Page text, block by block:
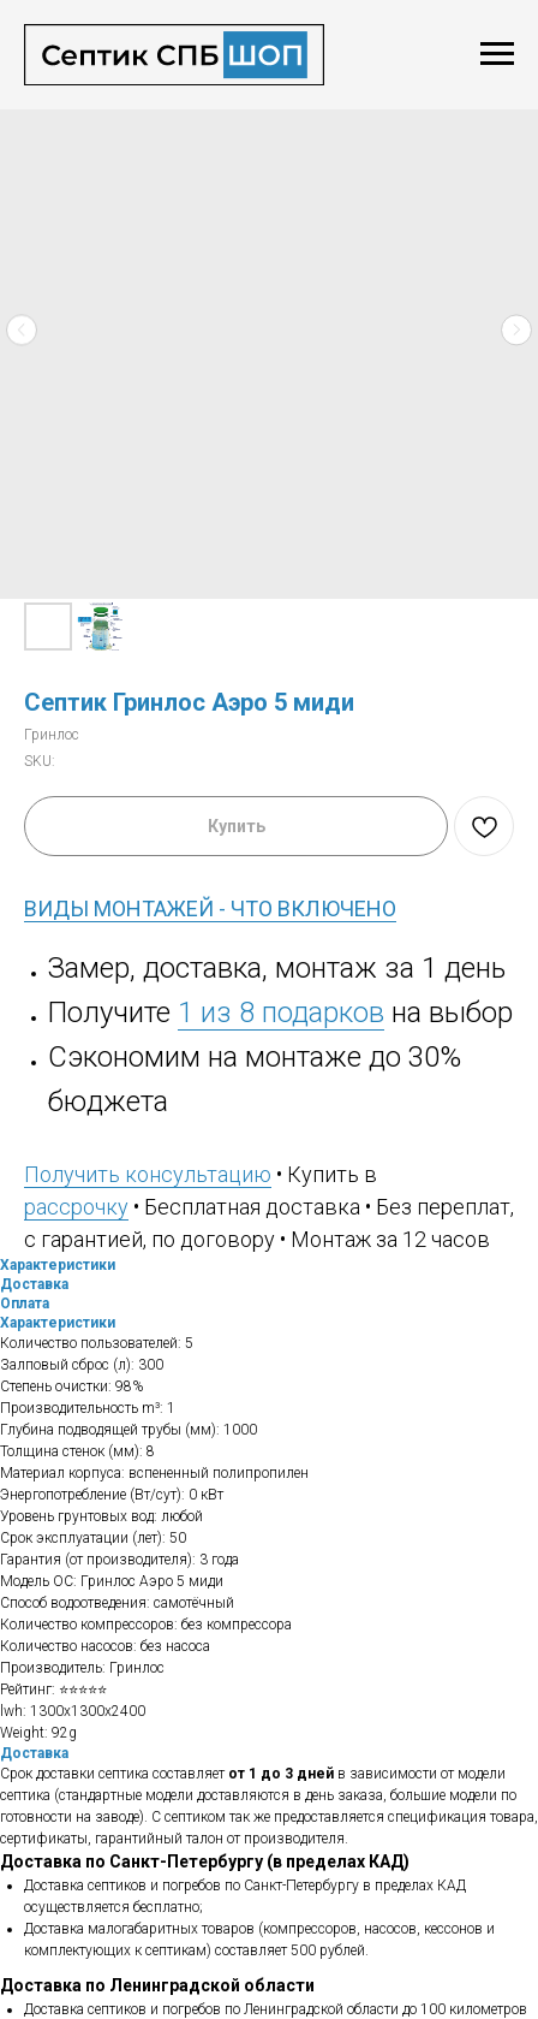
Септик Гринлос Аэро 5 миди
Гринлос
SKU:
Купить
ВИДЫ МОНТАЖЕЙ - ЧТО ВКЛЮЧЕНО
Замер, доставка, монтаж за 1 день
Получите 1 из 8 подарков на выбор
Сэкономим на монтаже до 30%
бюджета
Получить консультацию • Купить в
рассрочку • Бесплатная доставка • Без переплат,
с гарантией, по договору • Монтаж за 12 часов
Характеристики
Доставка
Оплата
Характеристики
Количество пользователей: 5
Залповый сброс (л): 300
Степень очистки: 98%
Производительность m³: 1
Глубина подводящей трубы (мм): 1000
Толщина стенок (мм): 8
Материал корпуса: вспененный полипропилен
Энергопотребление (Вт/сут): 0 кВт
Уровень грунтовых вод: любой
Срок эксплуатации (лет): 50
Гарантия (от производителя): 3 года
Модель ОС: Гринлос Аэро 5 миди
Способ водоотведения: самотёчный
Количество компрессоров: без компрессора
Количество насосов: без насоса
Производитель: Гринлос
Рейтинг: ⭐⭐⭐⭐⭐
lwh: 1300x1300x2400
Weight: 92g
Доставка
Срок доставки септика составляет от 1 до 3 дней в зависимости от модели
септика (стандартные модели доставляются в день заказа, большие модели по
готовности на заводе). С септиком так же предоставляется спецификация товара,
сертификаты, гарантийный талон от производителя.
Доставка по Санкт-Петербургу (в пределах КАД)
Доставка септиков и погребов по Санкт-Петербургу в пределах КАД
осуществляется бесплатно;
Доставка малогабаритных товаров (компрессоров, насосов, кессонов и
комплектующих к септикам) составляет 500 рублей.
Доставка по Ленинградской области
Доставка септиков и погребов по Ленинградской области до 100 километров